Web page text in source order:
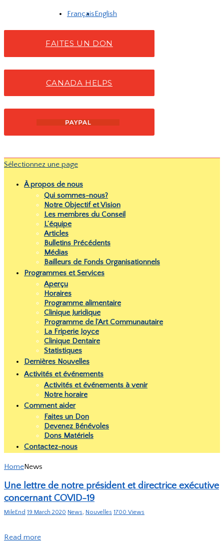
English
Français
FAITES UN DON
CANADA HELPS
Sélectionnez une page
À propos de nous
Qui sommes-nous?
Notre Objectif et Vision
Les membres du Conseil
L’équipe
Articles
Bulletins Précédents
Médias
Bailleurs de Fonds Organisationnels
Programmes et Services
Aperçu
Horaires
Programme alimentaire
Clinique Juridique
Programme de l’Art Communautaire
La Friperie Joyce
Clinique Dentaire
Statistiques
Dernières Nouvelles
Activités et événements
Activités et événements à venir
Notre horaire
Comment aider
Faites un Don
Devenez Bénévoles
Dons Matériels
Contactez-nous
HomeNews
Une lettre de notre président et directrice exécutive
concernant COVID-19
MileEnd 19 March 2020 News Nouvelles 1700 Views
Read more